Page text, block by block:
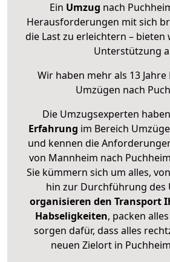
Ein Umzug nach
Herausforderungen mit sich
die Last zu erleichtern –
Unterstützung
Wir haben mehr als 13
Umzügen nach
Die Umzugsexperten haben
Erfahrung im Bereich
und kennen die
von Mannheim nach
Sie kümmern sich um alles,
hin zur Durchführung des
organisieren den Transport
Habseligkeiten, packen
sorgen dafür, dass alles
neuen Zielort in